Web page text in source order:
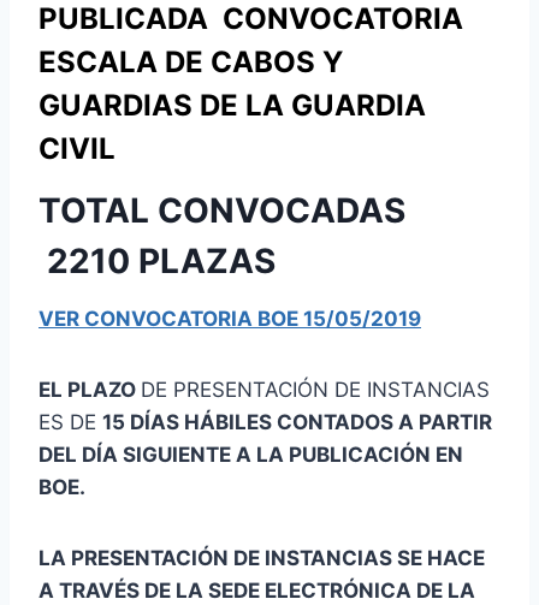
PUBLICADA CONVOCATORIA
ESCALA DE CABOS Y
GUARDIAS DE LA GUARDIA
CIVIL
TOTAL CONVOCADAS
2210 PLAZAS
VER CONVOCATORIA BOE 15/05/2019
EL PLAZO DE PRESENTACIÓN DE INSTANCIAS
ES DE 15 DÍAS HÁBILES CONTADOS A PARTIR
DEL DÍA SIGUIENTE A LA PUBLICACIÓN EN
BOE.
LA PRESENTACIÓN DE INSTANCIAS SE HACE
A TRAVÉS DE LA SEDE ELECTRÓNICA DE LA